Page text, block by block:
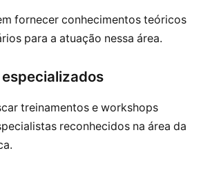
fornecer conhecimentos teóricos
para a atuação nessa área.
treinamentos e workshops
reconhecidos na área da